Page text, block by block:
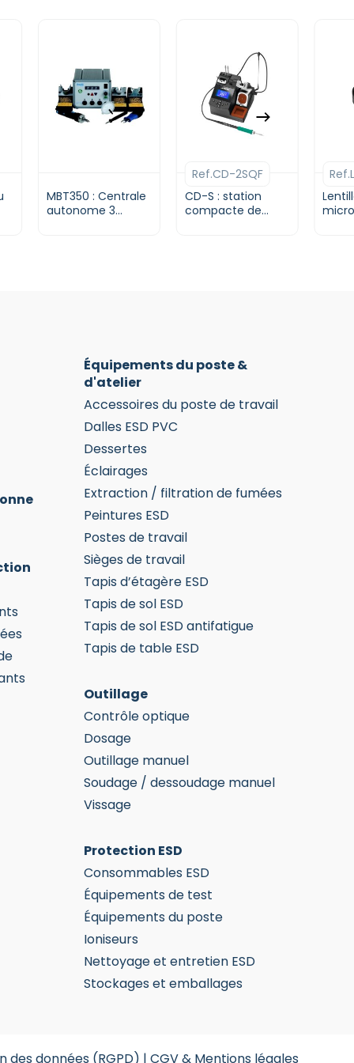
MBT350 : Centrale
autonome 3
CD-S : station
compacte de
Ref.CD-2SQF
Les
Équipements du poste &
d'atelier
Accessoires du poste de travail
Dalles ESD PVC
Dessertes
Éclairages
Extraction / filtration de fumées
Peintures ESD
Postes de travail
Sièges de travail
Tapis d’étagère ESD
Tapis de sol ESD
Tapis de sol ESD antifatigue
Tapis de table ESD
Outillage
Contrôle optique
Dosage
Outillage manuel
Soudage / dessoudage manuel
Vissage
Protection ESD
Consommables ESD
Équipements de test
Équipements du poste
Ioniseurs
Nettoyage et entretien ESD
Stockages et emballages
des données (RGPD) | CGV & Mentions légales